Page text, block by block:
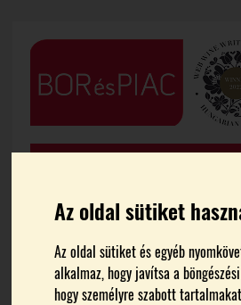
Az oldal sütiket
Az oldal sütiket és egyéb
alkalmaz, hogy javítsa a
hogy személyre szabott
FŐOLDAL HÍREK